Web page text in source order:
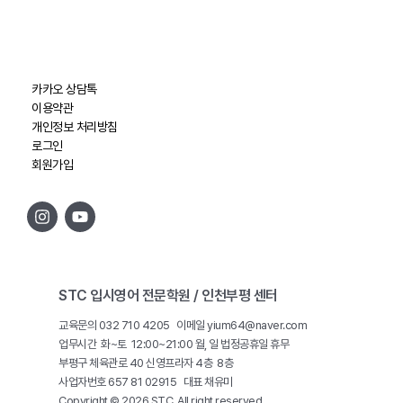
카카오 상담톡
이용약관
개인정보 처리방침
로그인
회원가입
STC 입시영어 전문학원 / 인천부평 센터
교육문의 032 710 4205 이메일 yium64@naver.com
업무시간 화~토 12:00~21:00 월, 일 법정공휴일 휴무
부평구 체육관로 40 신영프라자 4층 8층
사업자번호 657 81 02915 대표 채유미